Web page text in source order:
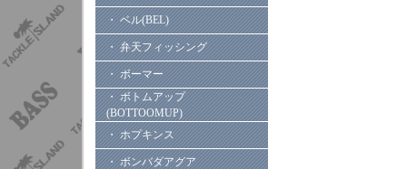
・ ベル(BEL)
・ 弁天フィッシング
・ ボーマー
・ ボトムアップ
(BOTTOOMUP)
・ ホプキンス
・ ボンバダアグア